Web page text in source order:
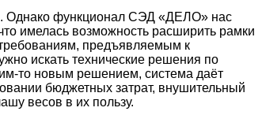
Однако функционал СЭД «ДЕЛО» нас
имелась возможность расширить рамки
предъявляемым к
искать технические решения по
то новым решением, система даёт
бюджетных затрат, внушительный
весов в их пользу.